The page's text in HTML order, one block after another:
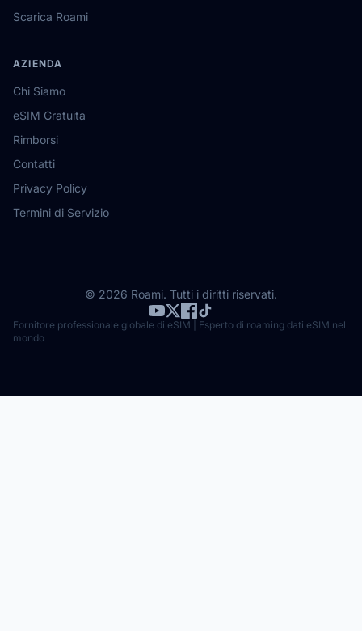
Scarica Roami
AZIENDA
Chi Siamo
eSIM Gratuita
Rimborsi
Contatti
Privacy Policy
Termini di Servizio
© 2026 Roami. Tutti i diritti riservati.
Fornitore professionale globale di eSIM | Esperto di roaming dati eSIM nel
mondo